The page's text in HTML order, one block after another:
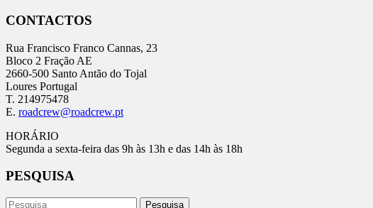
CONTACTOS
Rua Francisco Franco Cannas, 23
Bloco 2 Fração AE
2660-500 Santo Antão do Tojal
Loures Portugal
T. 214975478
E. roadcrew@roadcrew.pt
HORÁRIO
Segunda a sexta-feira das 9h às 13h e das 14h às 18h
PESQUISA